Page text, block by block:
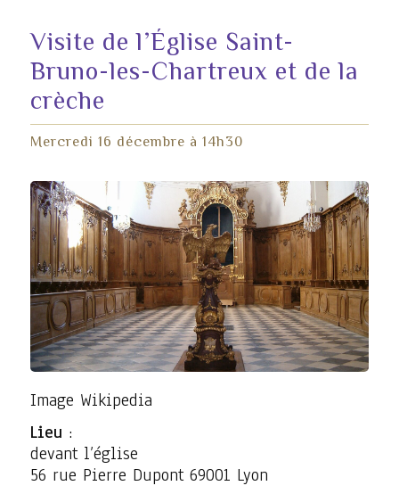
Visite de l’Église Saint-
Bruno-les-Chartreux et de la
crèche
Mercredi 16 décembre à 14h30
Image Wikipedia
Lieu :
devant l’église
56 rue Pierre Dupont 69001 Lyon